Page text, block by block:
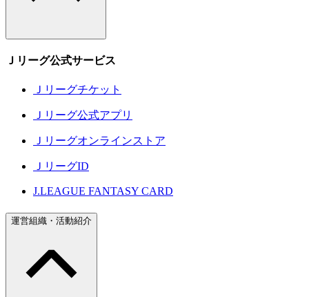
Ｊリーグ公式サービス
Ｊリーグチケット
Ｊリーグ公式アプリ
Ｊリーグオンラインストア
ＪリーグID
J.LEAGUE FANTASY CARD
運営組織・活動紹介